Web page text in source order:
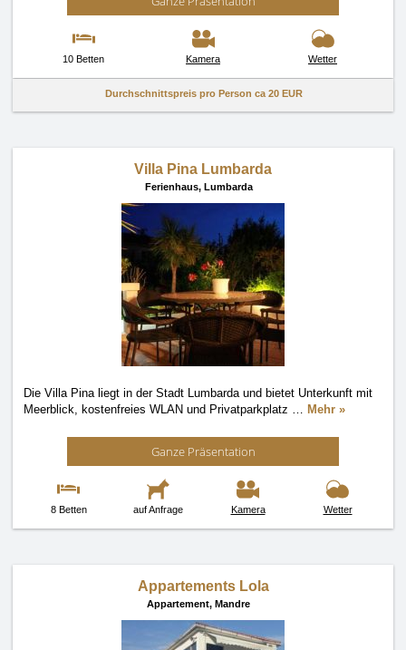
10 Betten Kamera Wetter
Durchschnittspreis pro Person ca 20 EUR
Villa Pina Lumbarda
Ferienhaus, Lumbarda
Die Villa Pina liegt in der Stadt Lumbarda und bietet Unterkunft mit
Meerblick, kostenfreies WLAN und Privatparkplatz … Mehr »
Ganze Präsentation
8 Betten auf Anfrage Kamera Wetter
Appartements Lola
Appartement, Mandre